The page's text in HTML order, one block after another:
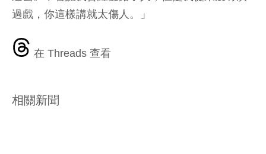
過戲，你這樣講就太傷人。」
在 Threads 查看
相關新聞